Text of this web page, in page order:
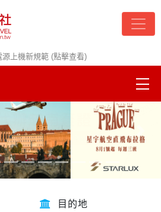
上機新規範 (點擊查看)
往後
目的地